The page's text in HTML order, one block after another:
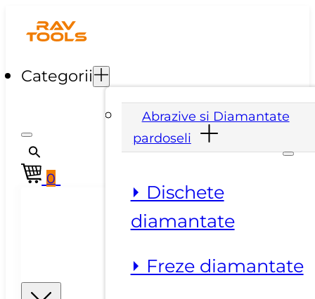
Categorii
Abrazive si Diamantate
pardoseli
⏵ Dischete
diamantate
⏵ Freze diamantate
0